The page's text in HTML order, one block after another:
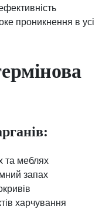
проникнення в усі
та меблях
запах
харчування